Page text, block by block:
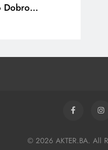
Dobro…
© 2026 AKTER.BA. All